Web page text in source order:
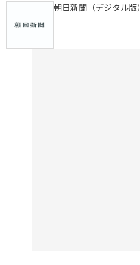
朝日新聞（デジタル版）